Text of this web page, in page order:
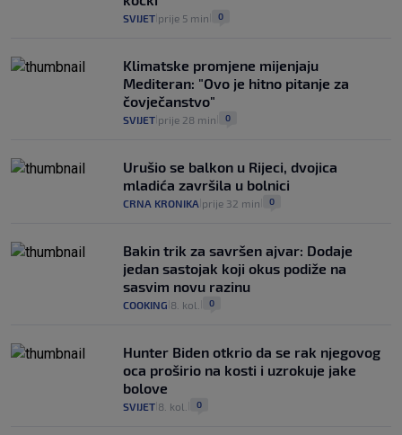
SVIJET prije 5 min 0
Klimatske promjene mijenjaju
Mediteran: "Ovo je hitno pitanje za
čovječanstvo"
SVIJET prije 28 min 0
Urušio se balkon u Rijeci, dvojica
mladića završila u bolnici
CRNA KRONIKA prije 32 min 0
Bakin trik za savršen ajvar: Dodaje
jedan sastojak koji okus podiže na
sasvim novu razinu
COOKING 8. kol. 0
Hunter Biden otkrio da se rak njegovog
oca proširio na kosti i uzrokuje jake
bolove
SVIJET 8. kol. 0